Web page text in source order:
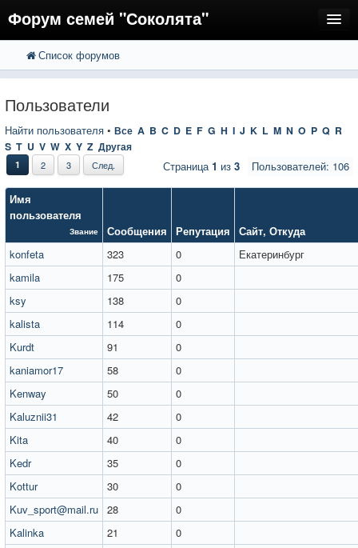
Форум семей "Соколята"
FAQ
Вход
Список форумов
Пользователи
Найти пользователя • Все A B C D E F G H I J K L M N O P Q R
S T U V W X Y Z Другая
Пользователей: 106
1 2 3 След. Страница1 из 3
Имя
пользователя
Звание Сообщения Репутация Сайт, Откуда
konfeta
323 0
Екатеринбург
kamila
175
0
ksy
138
0
kalista
114
0
Kurdt
91
0
kaniamor17
58
0
Kenway
50
0
Kaluznii31
42
0
Kita
40
0
Kedr
35
0
Kottur
30
0
Kuv_sport@mail.ru 28
0
Kalinka
21
0